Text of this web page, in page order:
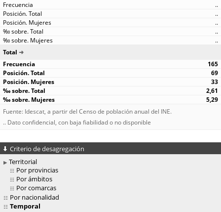
..
..
..
..
..
Total
165
69
33
2,61
5,29
Fuente: Idescat, a partir del Censo de población anual del INE.
.. Dato confidencial, con baja fiabilidad o no disponible
Criterio de desagregación
Territorial
Por provincias
Por ámbitos
Por comarcas
Por nacionalidad
Temporal